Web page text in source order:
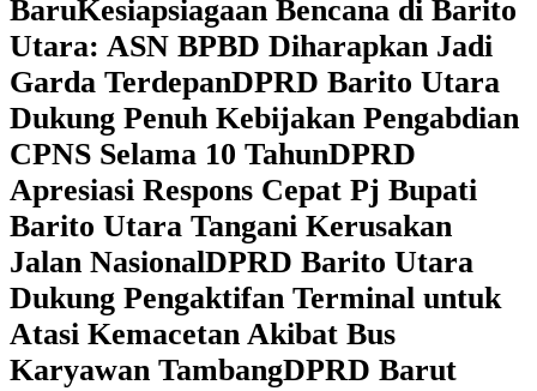
BaruKesiapsiagaan Bencana di Barito
Utara: ASN BPBD Diharapkan Jadi
Garda TerdepanDPRD Barito Utara
Dukung Penuh Kebijakan Pengabdian
CPNS Selama 10 TahunDPRD
Apresiasi Respons Cepat Pj Bupati
Barito Utara Tangani Kerusakan
Jalan NasionalDPRD Barito Utara
Dukung Pengaktifan Terminal untuk
Atasi Kemacetan Akibat Bus
Karyawan TambangDPRD Barut